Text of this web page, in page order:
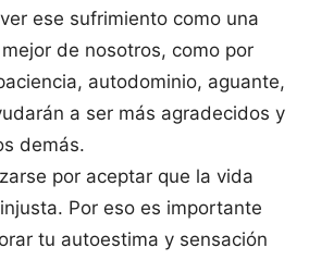
ese sufrimiento como una
de nosotros, como por
autodominio, aguante,
a ser más agradecidos y
demás.
por aceptar que la vida
Por eso es importante
tu autoestima y sensación